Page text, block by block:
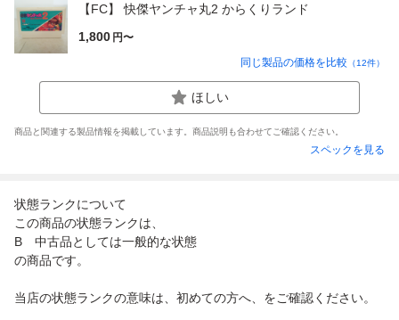
【FC】 快傑ヤンチャ丸2 からくりランド
1,800 円〜
同じ製品の価格を比較 （12件）
ほしい
商品と関連する製品情報を掲載しています。商品説明も合わせてご確認ください。
スペックを見る
状態ランクについて
この商品の状態ランクは、
B 中古品としては一般的な状態
の商品です。
当店の状態ランクの意味は、初めての方へ、をご確認ください。